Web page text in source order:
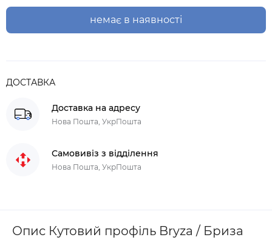
немає в наявності
ДОСТАВКА
Доставка на адресу
Нова Пошта, УкрПошта
Самовивіз з відділення
Нова Пошта, УкрПошта
Опис Кутовий профіль Bryza / Бриза